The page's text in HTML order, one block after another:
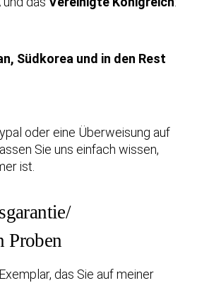
Südkorea und in den Rest
oder eine Überweisung auf
Sie uns einfach wissen,
ist.
Proben
das Sie auf meiner